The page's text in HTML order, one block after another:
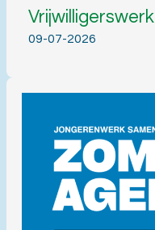
Vrijwilligerswerk
09-07-2026